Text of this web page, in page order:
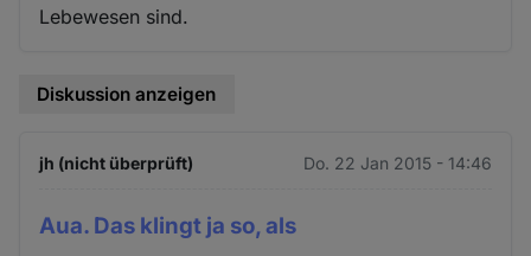
Lebewesen sind.
Diskussion anzeigen
jh (nicht überprüft) Do. 22 Jan 2015 - 14:46
Aua. Das klingt ja so, als